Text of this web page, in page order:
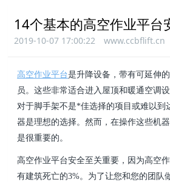
14个基本的高空作业平台
2019-10-07 17:00:22 www.ccbflift.cn
高空作业平台是升降设备，带有可延伸
员。这些非常适合进入屋顶和暖通空调
对于脚手架不是*佳选择的项目或难以到
器是理想的选择。然而，在操作这些机
是很重要的。
高空作业平台安全至关重要，因为高空
有建筑死亡的3%。为了让您和您的团队